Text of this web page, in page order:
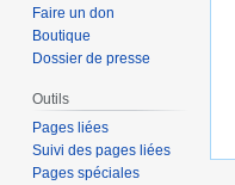
Faire un don
Boutique
Dossier de presse
Outils
Pages liées
Suivi des pages liées
Pages spéciales